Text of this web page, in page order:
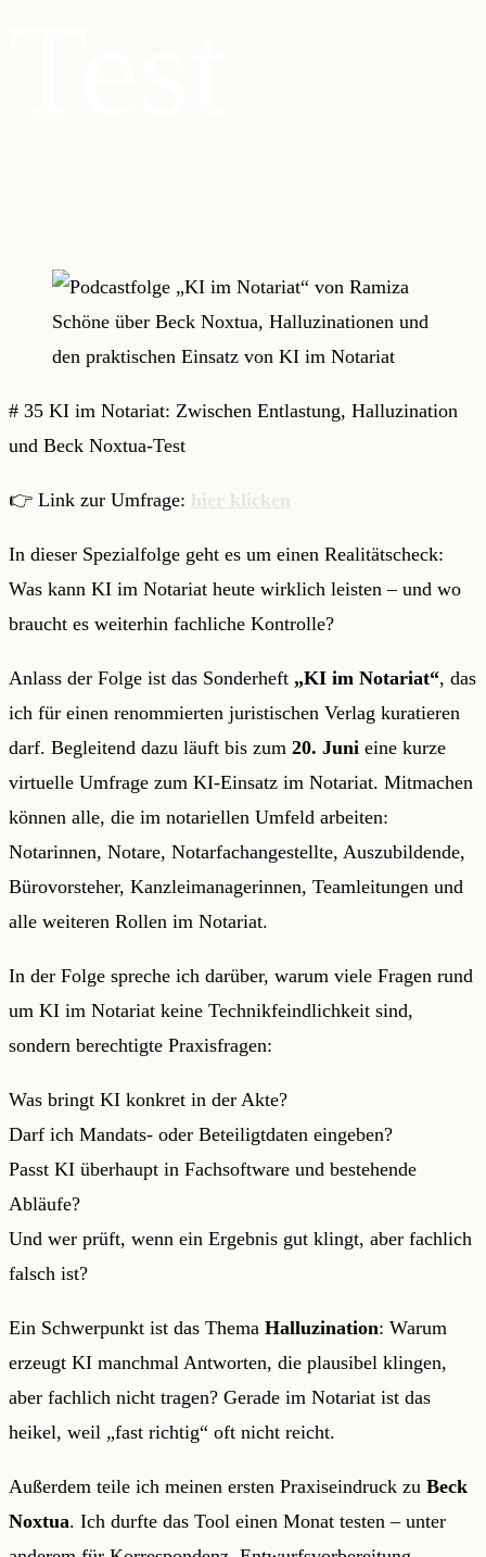
# 35 KI im Notariat: Zwischen Entlastung, Halluzination
und Beck Noxtua-Test
👉 Link zur Umfrage: hier klicken
In dieser Spezialfolge geht es um einen Realitätscheck:
Was kann KI im Notariat heute wirklich leisten – und wo
braucht es weiterhin fachliche Kontrolle?
Anlass der Folge ist das Sonderheft „KI im Notariat“, das
ich für einen renommierten juristischen Verlag kuratieren
darf. Begleitend dazu läuft bis zum 20. Juni eine kurze
virtuelle Umfrage zum KI-Einsatz im Notariat. Mitmachen
können alle, die im notariellen Umfeld arbeiten:
Notarinnen, Notare, Notarfachangestellte, Auszubildende,
Bürovorsteher, Kanzleimanagerinnen, Teamleitungen und
alle weiteren Rollen im Notariat.
In der Folge spreche ich darüber, warum viele Fragen rund
um KI im Notariat keine Technikfeindlichkeit sind,
sondern berechtigte Praxisfragen:
Was bringt KI konkret in der Akte?
Darf ich Mandats- oder Beteiligtdaten eingeben?
Passt KI überhaupt in Fachsoftware und bestehende
Abläufe?
Und wer prüft, wenn ein Ergebnis gut klingt, aber fachlich
falsch ist?
Ein Schwerpunkt ist das Thema Halluzination: Warum
erzeugt KI manchmal Antworten, die plausibel klingen,
aber fachlich nicht tragen? Gerade im Notariat ist das
heikel, weil „fast richtig“ oft nicht reicht.
Außerdem teile ich meinen ersten Praxiseindruck zu Beck
Noxtua. Ich durfte das Tool einen Monat testen – unter